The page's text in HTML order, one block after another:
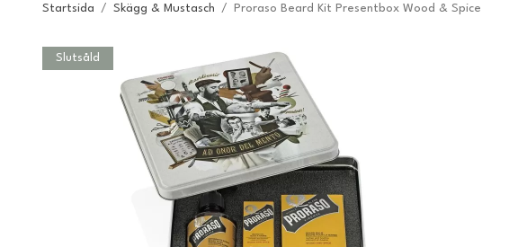
Startsida / Skägg & Mustasch / Proraso Beard Kit Presentbox Wood & Spice
Slutsåld